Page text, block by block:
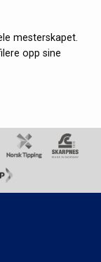
mesterskapet.
opp sine